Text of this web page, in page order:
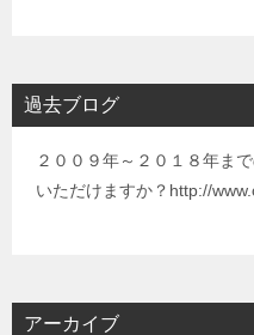
過去ブログ
２００９年～２０１８年ま
いただけますか？http://
アーカイブ